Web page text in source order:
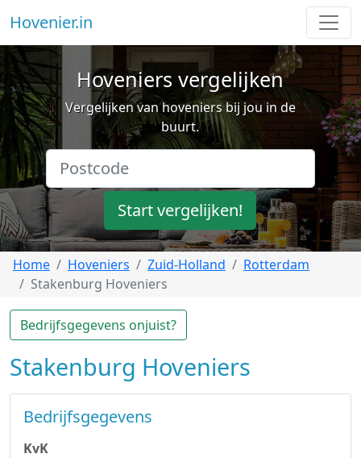
Hovenier.in
Hoveniers vergelijken
Vergelijken van hoveniers bij jou in de
buurt.
Start vergelijken!
Home Hoveniers Zuid-Holland
Rotterdam
Stakenburg Hoveniers
Bedrijfsgegevens onjuist?
Stakenburg Hoveniers
Bedrijfsgegevens
KvK